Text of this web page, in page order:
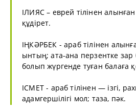
ІЛИЯС – еврей тілінен
құдірет.
ІҢКӘРБЕК - араб тілінен
ынтың; ата-ана перзентке
болып жүргенде туған балаға
ІСМЕТ - араб тілінен — ізгі,
адамгершілігі мол; таза, пәк.